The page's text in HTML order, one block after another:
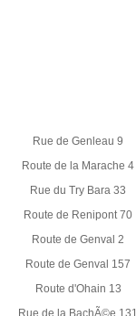
Rue de Genleau 9
Route de la Marache 4
Rue du Try Bara 33
Route de Renipont 70
Route de Genval 2
Route de Genval 157
Route d'Ohain 13
Rue de la BachÃ©e 131